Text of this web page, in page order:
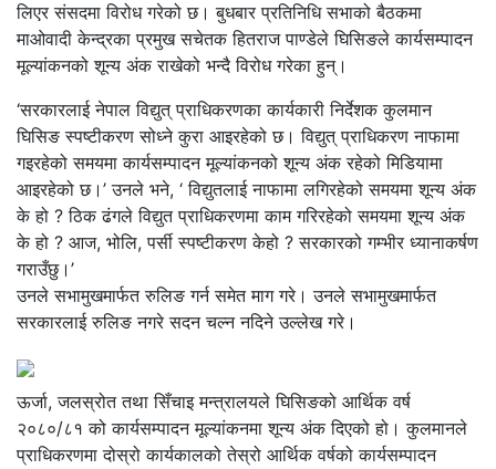
लिएर संसदमा विरोध गरेको छ। बुधबार प्रतिनिधि सभाको बैठकमा
माओवादी केन्द्रका प्रमुख सचेतक हितराज पाण्डेले घिसिङले कार्यसम्पादन
मूल्यांकनको शून्य अंक राखेको भन्दै विरोध गरेका हुन्।
‘सरकारलाई नेपाल विद्युत् प्राधिकरणका कार्यकारी निर्देशक कुलमान
घिसिङ स्पष्टीकरण सोध्ने कुरा आइरहेको छ। विद्युत् प्राधिकरण नाफामा
गइरहेको समयमा कार्यसम्पादन मूल्यांकनको शून्य अंक रहेको मिडियामा
आइरहेको छ।’ उनले भने, ‘ विद्युतलाई नाफामा लगिरहेको समयमा शून्य अंक
के हो ? ठिक ढंगले विद्युत प्राधिकरणमा काम गरिरहेको समयमा शून्य अंक
के हो ? आज, भोलि, पर्सी स्पष्टीकरण केहो ? सरकारको गम्भीर ध्यानाकर्षण
गराउँछु।’
उनले सभामुखमार्फत रुलिङ गर्न समेत माग गरे। उनले सभामुखमार्फत
सरकारलाई रुलिङ नगरे सदन चल्न नदिने उल्लेख गरे।
ऊर्जा, जलस्रोत तथा सिँचाइ मन्त्रालयले घिसिङको आर्थिक वर्ष
२०८०/८१ को कार्यसम्पादन मूल्यांकनमा शून्य अंक दिएको हो। कुलमानले
प्राधिकरणमा दोस्रो कार्यकालको तेस्रो आर्थिक वर्षको कार्यसम्पादन